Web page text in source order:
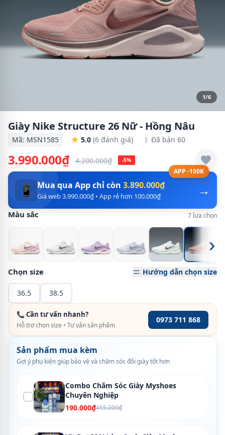
1/6
Giày Nike Structure 26 Nữ - Hồng Nâu
Mã: MSN1585 5.0 (6 đánh giá) Đã bán 60
3.990.000₫ 4.200.000₫ -5%
APP -100K
→
📱 Mua qua App chỉ còn 3.890.000₫
Giá web 3.990.000₫ • App rẻ hơn 100.000₫
Màu sắc 7 lựa chọn
›
Chọn size Hướng dẫn chọn size
36.5 38.5
📞 Cần tư vấn nhanh?
Hỗ trợ chọn size • Tư vấn sản phẩm
0973 711 868
Sản phẩm mua kèm
Gợi ý phụ kiện giúp bảo vệ và chăm sóc đôi giày tốt hơn
Combo Chăm Sóc Giày Myshoes
Chuyên Nghiệp
190.000₫455.000₫